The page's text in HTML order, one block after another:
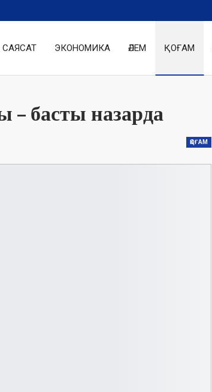
САЯСАТ ЭКОНОМИКА ӘЛЕМ ҚОҒАМ
басты назарда
ҚОҒАМ